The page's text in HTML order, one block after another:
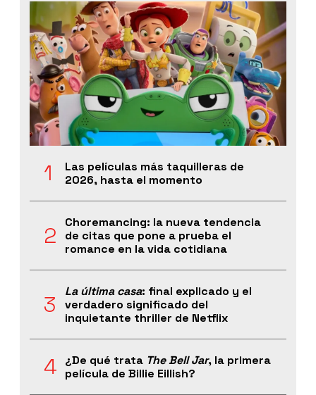
Las películas más taquilleras de
2026, hasta el momento
Choremancing: la nueva tendencia
de citas que pone a prueba el
romance en la vida cotidiana
La última casa: final explicado y el
verdadero significado del
inquietante thriller de Netflix
¿De qué trata The Bell Jar, la primera
película de Billie Eillish?